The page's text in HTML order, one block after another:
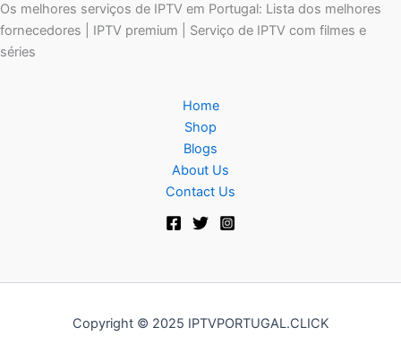
Os melhores serviços de IPTV em Portugal: Lista dos melhores
fornecedores | IPTV premium | Serviço de IPTV com filmes e
séries
Home
Shop
Blogs
About Us
Contact Us
Copyright © 2025 IPTVPORTUGAL.CLICK